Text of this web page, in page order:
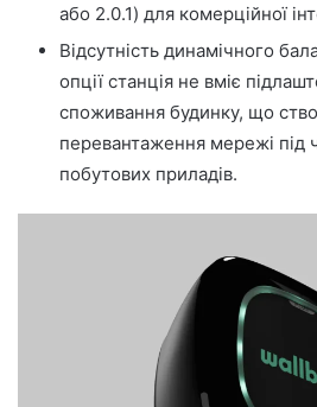
або 2.0.1) для комерційної
Відсутність динамічного
опції станція не вміє
споживання будинку, що
перевантаження мережі під
побутових приладів.